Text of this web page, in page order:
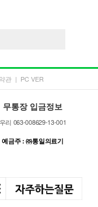
관 | PC VER
무통장 입금정보
우리 063-008629-13-001
예금주 : ㈜통일의료기